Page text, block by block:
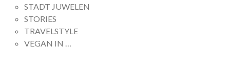
STADT JUWELEN
STORIES
TRAVELSTYLE
VEGAN IN …